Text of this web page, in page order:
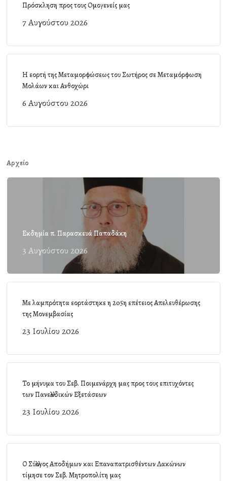
Πρόσκληση προς τους Ομογενείς μας
7 Αυγούστου 2026
Η εορτή της Μεταμορφώσεως του Σωτήρος σε Μεταμόρφωση
Μολάων και Ανθοχώρι
6 Αυγούστου 2026
Αρχείο
Εκδημία π. Παρασκευά Παπαδάκη
3 Αυγούστου 2026
Με λαμπρότητα εορτάστηκε η 205η επέτειος Απελευθέρωσης
της Μονεμβασίας
23 Ιουλίου 2026
Το μήνυμα του Σεβ. Ποιμενάρχη μας προς τους επιτυχόντες
των Πανελλαδικών Εξετάσεων
23 Ιουλίου 2026
Ο Σύλλογος Αποδήμων και Επαναπατρισθέντων Λακώνων
τίμησε τον Σεβ. Μητροπολίτη μας